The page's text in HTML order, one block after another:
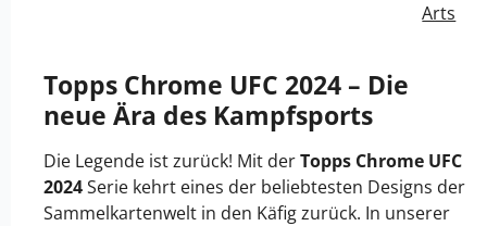
Arts
Topps Chrome UFC 2024 – Die
neue Ära des Kampfsports
Die Legende ist zurück! Mit derTopps Chrome UFC
2024Serie kehrt eines der beliebtesten Designs der
Sammelkartenwelt in den Käfig zurück. In unserer